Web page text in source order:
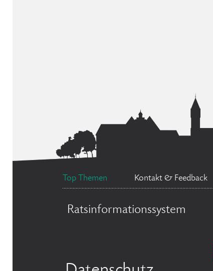
Top Themen Kontakt & Feedback
Ratsinformationssystem